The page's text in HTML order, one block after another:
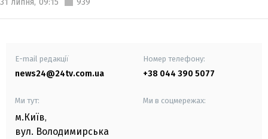
E-mail редакції
news24@24tv.com.ua
Номер телефону:
+38 044 390 5077
Ми тут:
м.Київ,
вул. Володимирська
Ми в соцмережах: